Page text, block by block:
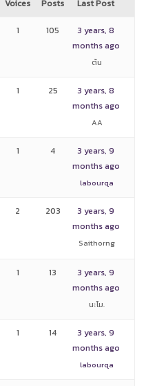
Voices Posts Last Post
1 105
3 years, 8
months ago
ต้น
1 25
3 years, 8
months ago
AA
1 4
3 years, 9
months ago
labourqa
2 203
3 years, 9
months ago
Saithorng
1 13
3 years, 9
months ago
นะโม.
1 14
3 years, 9
months ago
labourqa